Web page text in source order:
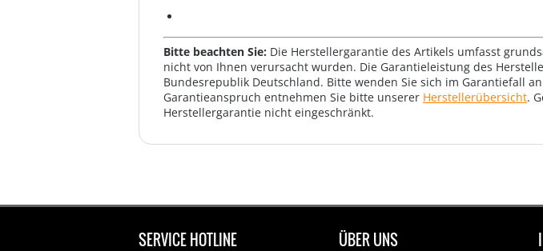
Bitte beachten Sie: Die Herstellergarantie des Artikels umfasst
nicht von Ihnen verursacht wurden. Die Garantieleistung des
Bundesrepublik Deutschland. Bitte wenden Sie sich im Garantiefall
Garantieanspruch entnehmen Sie bitte unserer Herstellerübersicht.
Herstellergarantie nicht eingeschränkt.
SERVICE HOTLINE ÜBER UNS